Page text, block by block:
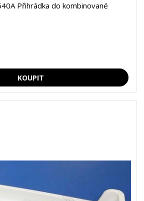
Přihrádka do kombinované